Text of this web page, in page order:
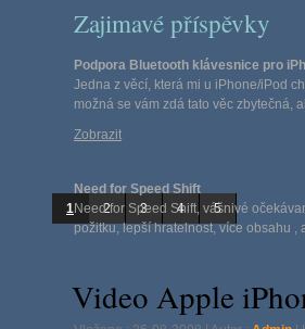
Zajimavé příspěvky
Podpora Bluetooth klávesnice pro
Jedna z věcí, která mi u iPhone/iPod
možná se vám zdá tato věc zbytečná,
Zobrazit
Need for Speed Shift
Need for Speed Shift, vášnivé
požitku, lepší hratelnost, více obsahu ,
N.O.V.A. (Near Orbit Vanguard
1 2 3 4 5
Video Apple